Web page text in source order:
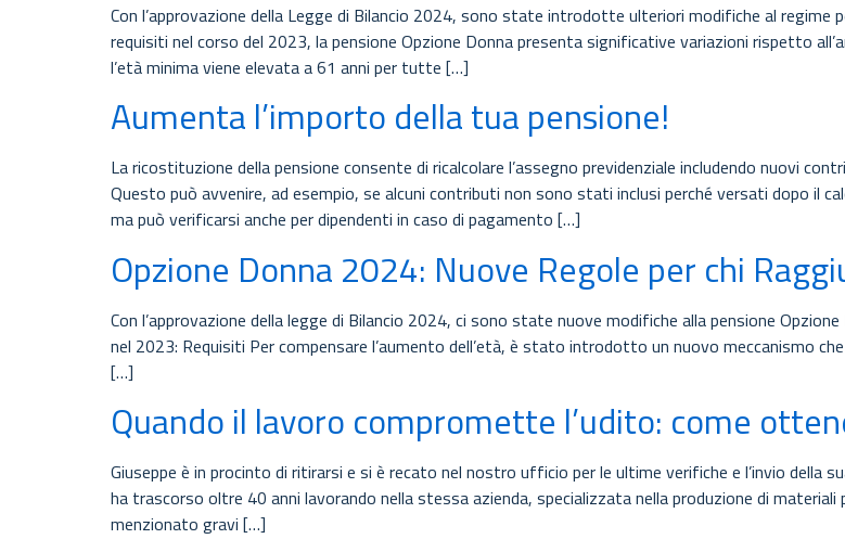
Con l’approvazione della Legge di Bilancio 2024, sono state introdotte ulteriori modifiche al regime
requisiti nel corso del 2023, la pensione Opzione Donna presenta significative variazioni rispetto
l’età minima viene elevata a 61 anni per tutte […]
Aumenta l’importo della tua pensione!
La ricostituzione della pensione consente di ricalcolare l’assegno previdenziale includendo nuovi
Questo può avvenire, ad esempio, se alcuni contributi non sono stati inclusi perché versati dopo il
ma può verificarsi anche per dipendenti in caso di pagamento […]
Opzione Donna 2024: Nuove Regole per chi
Con l’approvazione della legge di Bilancio 2024, ci sono state nuove modifiche alla pensione
nel 2023: Requisiti Per compensare l’aumento dell’età, è stato introdotto un nuovo meccanismo
[…]
Quando il lavoro compromette l’udito: come
Giuseppe è in procinto di ritirarsi e si è recato nel nostro ufficio per le ultime verifiche e l’invio della
ha trascorso oltre 40 anni lavorando nella stessa azienda, specializzata nella produzione di
menzionato gravi […]